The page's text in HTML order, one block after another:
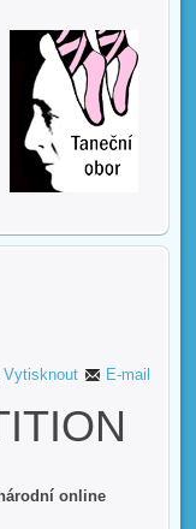
E-mail
Vytisknout
online